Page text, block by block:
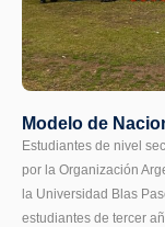
Modelo de
Estudiantes de nivel
por la Organización
la Universidad Blas
estudiantes de tercer